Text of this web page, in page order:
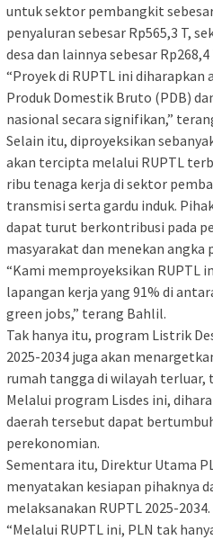
untuk sektor pembangkit
penyaluran sebesar Rp565,3 T,
desa dan lainnya sebesar Rp268,4
“Proyek di RUPTL ini
Produk Domestik Bruto (PDB)
nasional secara signifikan,”
Selain itu, diproyeksikan
akan tercipta melalui RUPTL
ribu tenaga kerja di sektor
transmisi serta gardu induk.
dapat turut berkontribusi pada
masyarakat dan menekan angka
“Kami memproyeksikan RUPTL
lapangan kerja yang 91% di
green jobs,” terang Bahlil.
Tak hanya itu, program Listrik
2025-2034 juga akan
rumah tangga di wilayah
Melalui program Lisdes ini,
daerah tersebut dapat
perekonomian.
Sementara itu, Direktur Utama
menyatakan kesiapan pihaknya
melaksanakan RUPTL 2025-2034.
“Melalui RUPTL ini, PLN tak